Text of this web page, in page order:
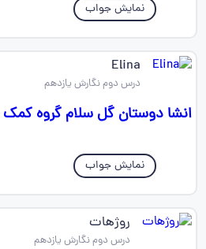
نمایش جواب
Elina
درس دوم نگارش یازدهم
انشا دوستان گل سلام گروه کمک
نمایش جواب
روژهات
درس دوم نگارش یازدهم